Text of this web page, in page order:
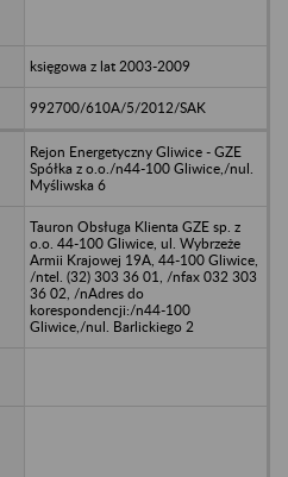
księgowa z lat 2003-2009
992700/610A/5/2012/SAK
Rejon Energetyczny Gliwice - GZE
Spółka z o.o./n44-100 Gliwice,/nul.
Myśliwska 6
Tauron Obsługa Klienta GZE sp. z
o.o. 44-100 Gliwice, ul. Wybrzeże
Armii Krajowej 19A, 44-100 Gliwice,
/ntel. (32) 303 36 01, /nfax 032 303
36 02, /nAdres do
korespondencji:/n44-100
Gliwice,/nul. Barlickiego 2